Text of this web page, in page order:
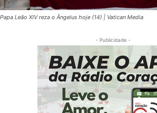
Papa Leão XIV reza o Ângelus hoje (14) | Vatican Media
- Publicidade -